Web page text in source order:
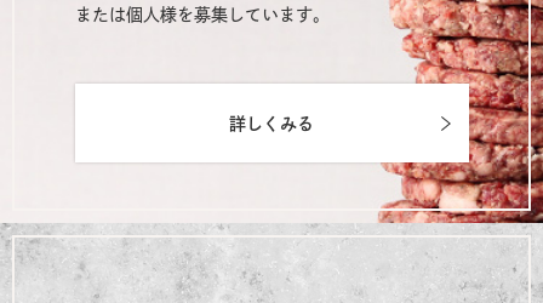
または個人様を募集しています。
詳しくみる